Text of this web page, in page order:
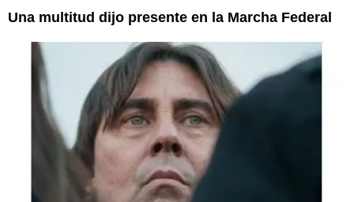
Una multitud dijo presente en la Marcha Federal